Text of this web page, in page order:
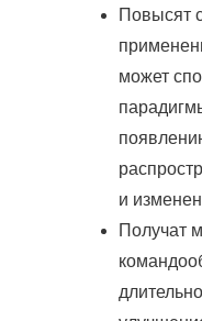
Повысят
может
и
Получат